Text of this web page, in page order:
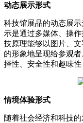
动态展示形式
科技馆展品的动态展
示是通过多媒体、操
技原理能够以图片、
的形象地呈现给参观
择性、安全性和趣味
情境体验形式
随着社会经济和科技